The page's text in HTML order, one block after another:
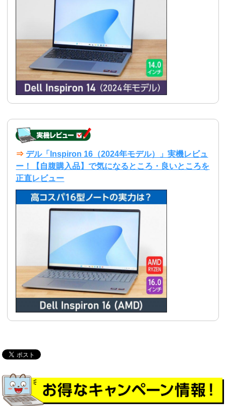
⇒ デル「Inspiron 16（2024年モデル）」実機レビュ
ー！【自腹購入品】で気になるところ・良いところを
正直レビュー